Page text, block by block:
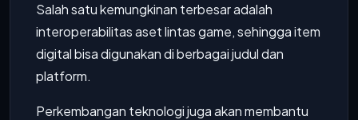
Salah satu kemungkinan terbesar adalah
interoperabilitas aset lintas game, sehingga item
digital bisa digunakan di berbagai judul dan
platform.
Perkembangan teknologi juga akan membantu